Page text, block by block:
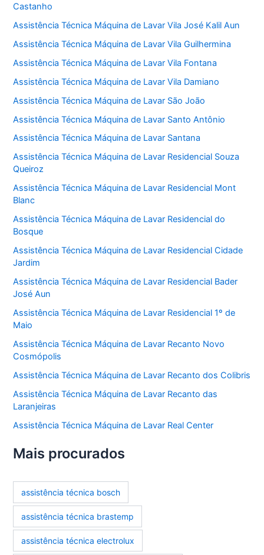
Castanho
Assistência Técnica Máquina de Lavar Vila José Kalil Aun
Assistência Técnica Máquina de Lavar Vila Guilhermina
Assistência Técnica Máquina de Lavar Vila Fontana
Assistência Técnica Máquina de Lavar Vila Damiano
Assistência Técnica Máquina de Lavar São João
Assistência Técnica Máquina de Lavar Santo Antônio
Assistência Técnica Máquina de Lavar Santana
Assistência Técnica Máquina de Lavar Residencial Souza
Queiroz
Assistência Técnica Máquina de Lavar Residencial Mont
Blanc
Assistência Técnica Máquina de Lavar Residencial do
Bosque
Assistência Técnica Máquina de Lavar Residencial Cidade
Jardim
Assistência Técnica Máquina de Lavar Residencial Bader
José Aun
Assistência Técnica Máquina de Lavar Residencial 1º de
Maio
Assistência Técnica Máquina de Lavar Recanto Novo
Cosmópolis
Assistência Técnica Máquina de Lavar Recanto dos Colibris
Assistência Técnica Máquina de Lavar Recanto das
Laranjeiras
Assistência Técnica Máquina de Lavar Real Center
Mais procurados
assistência técnica bosch
assistência técnica brastemp
assistência técnica electrolux